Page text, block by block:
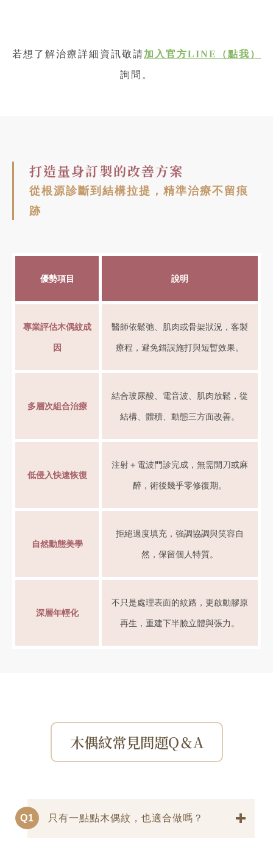
若想了解治療詳細資訊敬請加入官方LINE（點我）
詢問。
打造量身訂製的改善方案
從根源診斷到結構拉提，精準治療不留痕
跡
優勢項目 說明
專業評估木偶紋成
因
醫師依鬆弛、肌肉或骨架狀況，客製
療程，避免錯誤施打與短暫效果。
多層次組合治療
結合玻尿酸、電音波、肌肉放鬆，從
結構、體積、動態三方面改善。
低侵入快速恢復
注射＋電波門診完成，無需開刀或麻
醉，術後幾乎零修復期。
自然動態美學
拒絕過度填充，強調協調與笑容自
然，保留個人特質。
深層年輕化
不只是處理表面的紋路，更啟動膠原
再生，重建下半臉立體與張力。
木偶紋常見問題Q＆A
Q1 只有一點點木偶紋，也適合做嗎？